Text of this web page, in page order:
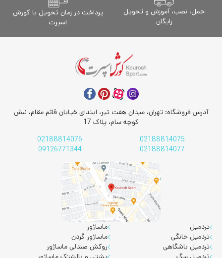
حمل، نصب، آموزش و تحویل
رایگان
پرداخت در زمان تحویل با کورش
اسپرت
آدرس فروشگاه: تهران، میدان هفت تیر، ابتدای خیابان قائم مقام، نبش
کوچه سام، پلاک 17
02188814075
02188814076
02188814077
09126771344
تردمیل
تردمیل خانگی
تردمیل باشگاهی
ماساژور
ماساژور گردن
روکش صندلی ماساژور